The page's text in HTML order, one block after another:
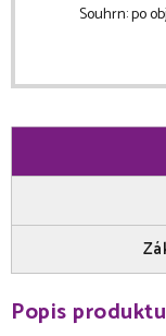
Souhrn:po
Popis produktu